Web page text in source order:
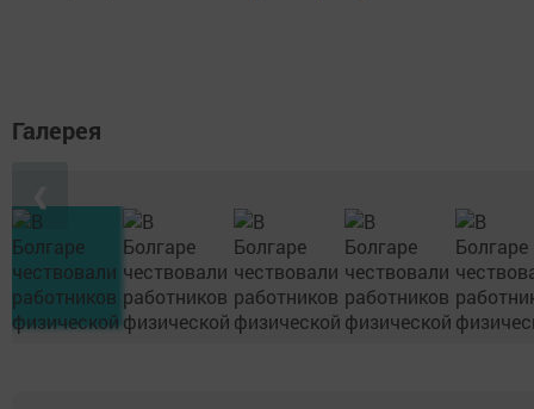
Галерея